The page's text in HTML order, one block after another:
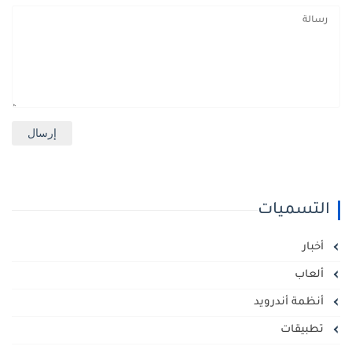
التسميات
أخبار
ألعاب
أنظمة أندرويد
تطبيقات